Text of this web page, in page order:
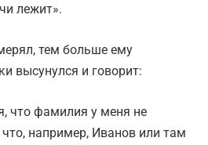
лежит».
тем больше ему
высунулся и говорит:
что фамилия у меня не
например, Иванов или там